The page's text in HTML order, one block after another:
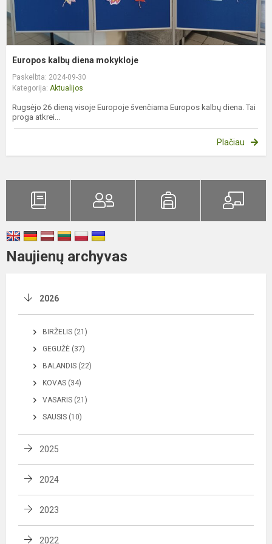
Europos kalbų diena mokykloje
Paskelbta: 2024-09-30
Kategorija: Aktualijos
Rugsėjo 26 dieną visoje Europoje švenčiama Europos kalbų diena. Tai
proga atkrei...
Plačiau
Naujienų archyvas
2026
BIRŽELIS (21)
GEGUŽĖ (37)
BALANDIS (22)
KOVAS (34)
VASARIS (21)
SAUSIS (10)
2025
2024
2023
2022